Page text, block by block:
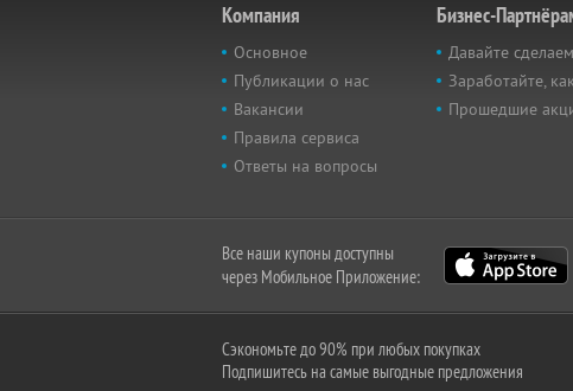
Компания
Основное
Публикации о нас
Вакансии
Правила сервиса
Ответы на вопросы
Бизнес-
Давайте
Заработайте,
Прошедшие
Все наши купоны доступны
через Мобильное Приложение:
Сэкономьте до 90% при любых покупках
Подпишитесь на самые выгодные предложения